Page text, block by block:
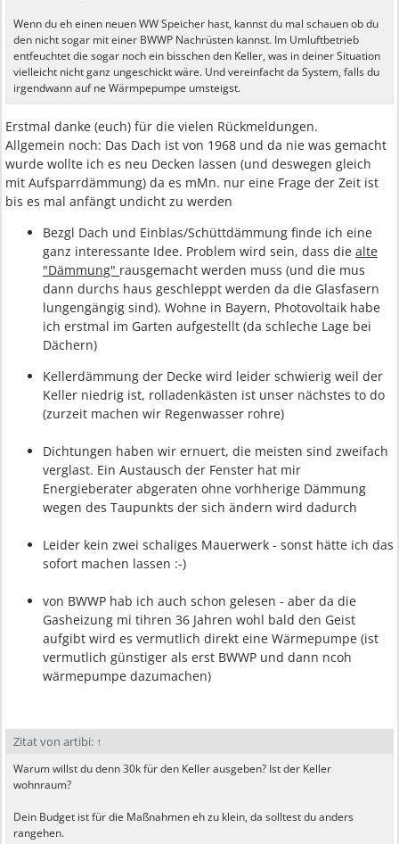
Wenn du eh einen neuen WW Speicher hast, kannst du mal schauen ob du
den nicht sogar mit einer BWWP Nachrüsten kannst. Im Umluftbetrieb
entfeuchtet die sogar noch ein bisschen den Keller, was in deiner Situation
vielleicht nicht ganz ungeschickt wäre. Und vereinfacht da System, falls du
irgendwann auf ne Wärmpepumpe umsteigst.
Erstmal danke (euch) für die vielen Rückmeldungen.
Allgemein noch: Das Dach ist von 1968 und da nie was gemacht
wurde wollte ich es neu Decken lassen (und deswegen gleich
mit Aufsparrdämmung) da es mMn. nur eine Frage der Zeit ist
bis es mal anfängt undicht zu werden
Bezgl Dach und Einblas/Schüttdämmung finde ich eine
ganz interessante Idee. Problem wird sein, dass die alte
"Dämmung" rausgemacht werden muss (und die mus
dann durchs haus geschleppt werden da die Glasfasern
lungengängig sind). Wohne in Bayern, Photovoltaik habe
ich erstmal im Garten aufgestellt (da schleche Lage bei
Dächern)
Kellerdämmung der Decke wird leider schwierig weil der
Keller niedrig ist, rolladenkästen ist unser nächstes to do
(zurzeit machen wir Regenwasser rohre)
Dichtungen haben wir ernuert, die meisten sind zweifach
verglast. Ein Austausch der Fenster hat mir
Energieberater abgeraten ohne vorhherige Dämmung
wegen des Taupunkts der sich ändern wird dadurch
Leider kein zwei schaliges Mauerwerk - sonst hätte ich das
sofort machen lassen :-)
von BWWP hab ich auch schon gelesen - aber da die
Gasheizung mi tihren 36 Jahren wohl bald den Geist
aufgibt wird es vermutlich direkt eine Wärmepumpe (ist
vermutlich günstiger als erst BWWP und dann ncoh
wärmepumpe dazumachen)
Zitat von artibi: ↑
Warum willst du denn 30k für den Keller ausgeben? Ist der Keller
wohnraum?
Dein Budget ist für die Maßnahmen eh zu klein, da solltest du anders
rangehen.